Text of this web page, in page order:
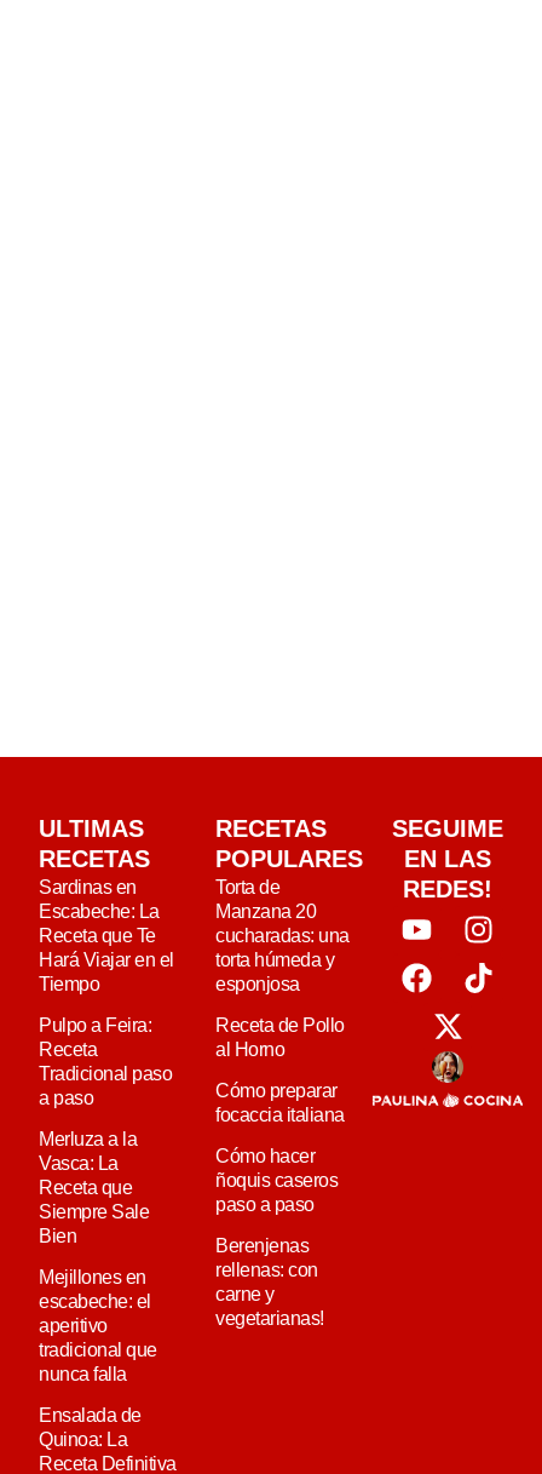
ULTIMAS
RECETAS
Sardinas en
Escabeche: La
Receta que Te
Hará Viajar en el
Tiempo
Pulpo a Feira:
Receta
Tradicional paso
a paso
Merluza a la
Vasca: La
Receta que
Siempre Sale
Bien
Mejillones en
escabeche: el
aperitivo
tradicional que
nunca falla
Ensalada de
Quinoa: La
Receta Definitiva
RECETAS
POPULARES
Torta de
Manzana 20
cucharadas: una
torta húmeda y
esponjosa
Receta de Pollo
al Horno
Cómo preparar
focaccia italiana
Cómo hacer
ñoquis caseros
paso a paso
Berenjenas
rellenas: con
carne y
vegetarianas!
SEGUIME
EN LAS
REDES!